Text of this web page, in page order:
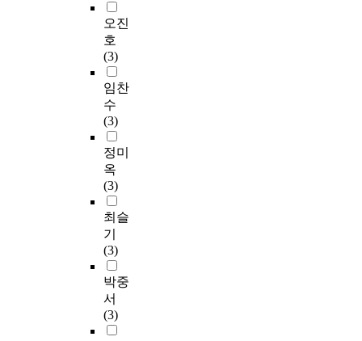
오진
호
(3)
임찬
수
(3)
정미
옥
(3)
최슬
기
(3)
박중
서
(3)